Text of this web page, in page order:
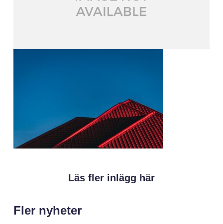
Läs fler inlägg här
Fler nyheter